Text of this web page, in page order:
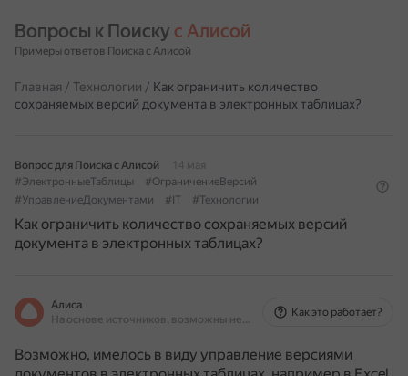
Вопросы к Поиску с Алисой
Примеры ответов Поиска с Алисой
Главная / Технологии / Как ограничить количество
сохраняемых версий документа в электронных таблицах?
Вопрос для Поиска с Алисой
14 мая
#ЭлектронныеТаблицы
#ОграничениеВерсий
#УправлениеДокументами
#IT #Технологии
Как ограничить количество сохраняемых версий
документа в электронных таблицах?
Алиса
На основе источников, возможны неточности
Как это работает?
Возможно, имелось в виду управление версиями